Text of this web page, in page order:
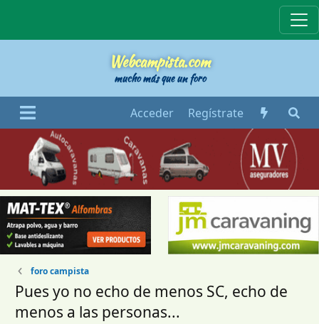
Webcampista.com
mucho más que un foro
Acceder Regístrate
foro campista
Pues yo no echo de menos SC, echo de
menos a las personas...